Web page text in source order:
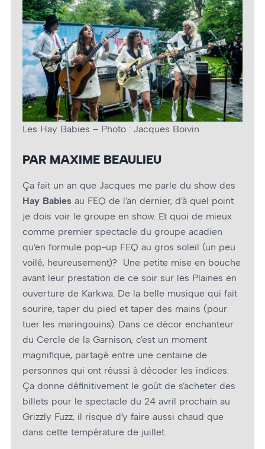
Les Hay Babies – Photo : Jacques Boivin
PAR MAXIME BEAULIEU
Ça fait un an que Jacques me parle du show des
Hay Babies au FEQ de l’an dernier, d’à quel point
je dois voir le groupe en show. Et quoi de mieux
comme premier spectacle du groupe acadien
qu’en formule pop-up FEQ au gros soleil (un peu
voilé, heureusement)? Une petite mise en bouche
avant leur prestation de ce soir sur les Plaines en
ouverture de Karkwa. De la belle musique qui fait
sourire, taper du pied et taper des mains (pour
tuer les maringouins). Dans ce décor enchanteur
du Cercle de la Garnison, c’est un moment
magnifique, partagé entre une centaine de
personnes qui ont réussi à décoder les indices.
Ça donne définitivement le goût de s’acheter des
billets pour le spectacle du 24 avril prochain au
Grizzly Fuzz, il risque d’y faire aussi chaud que
dans cette température de juillet.